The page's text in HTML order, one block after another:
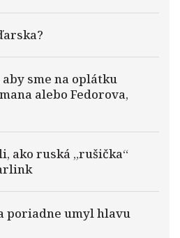
sme na oplátku
alebo Fedorova,
ako ruská „rušička“
poriadne umyl hlavu